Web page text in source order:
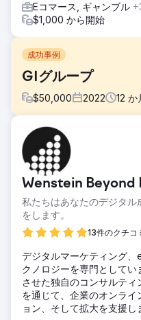
Eコマース, ギャンブル
$1,000 から開始
成功事例
GIグループ
$50,000 2022 12 か
課題
ランキングとオーガニック
低い見込み客（申し込み
求人関連検索のランキン
可視性を強化します。地理
クエリの SERP での存在を
ソリューション
新しい SEO アーキテクチ
た。インデックス作成プ
毎日掲載される確率を高
Gi Group は情報検索を主
を増加させることができま
Wenstein Beyond
私たちはあなたのデジタ
をします。
13件のクチコ
デジタルマーケティング
クノロジーを専門として
させた独自のコンサルテ
を通じて、企業のオンラ
ョン、そして拡大を支援し